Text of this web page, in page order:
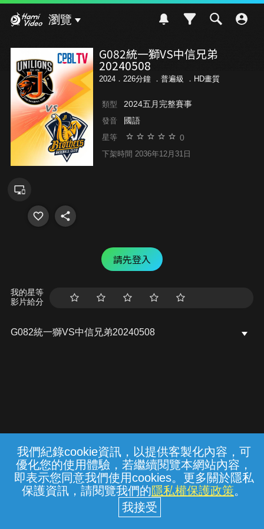
我們紀錄cookie資訊，以提供客製化內容，可
優化您的使用體驗，若繼續閱覽本網站內容，
即表示您同意我們使用cookies。更多關於隱私
保護資訊，請閱覽我們的隱私權保護政策。
瀏覽
G082統一獅VS中信兄弟
20240508
2024．226分鐘 ． 普遍級 ．HD畫質
類型 2024五月完整賽事
發音 國語
星等 0
下架時間 2036年12月31日
請先登入
我的星等
影片給分
G082統一獅VS中信兄弟20240508
常見問題 線上客服 服務條款 隱私權保護
中華電信股份有限公司個人家庭分公司
(統一編號：96979949) © 2026
{{notifyMsg}}